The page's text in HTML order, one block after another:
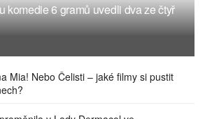
komedie 6 gramů uvedli dva ze čtyř
Mia! Nebo Čelisti – jaké filmy si pustit